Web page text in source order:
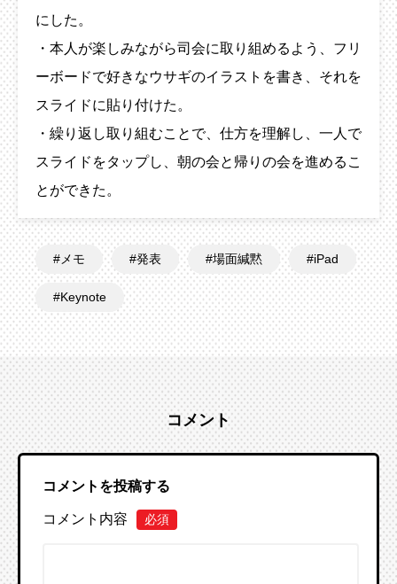
にした。
・本人が楽しみながら司会に取り組めるよう、フリ
ーボードで好きなウサギのイラストを書き、それを
スライドに貼り付けた。
・繰り返し取り組むことで、仕方を理解し、一人で
スライドをタップし、朝の会と帰りの会を進めるこ
とができた。
メモ 発表 場面緘黙 iPad
Keynote
コメント
コメントを投稿する
コメント内容 必須